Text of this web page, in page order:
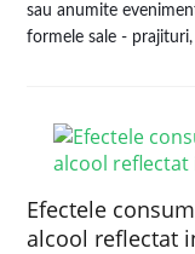
sau anumite
formele sale -
Efectele
alcool reflectat